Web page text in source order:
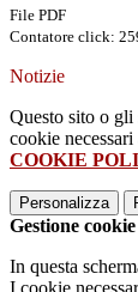
File PDF
Contatore click:
Notizie
Questo sito o
cookie
COOKIE
Personalizza
Gestione cookie
In questa
I cookie